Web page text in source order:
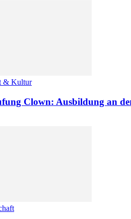
& Kultur
Clown: Ausbildung an